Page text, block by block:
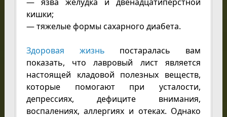
кишки;
— тяжелые формы сахарного диабета.
Здоровая жизнь постаралась вам
показать, что лавровый лист является
настоящей кладовой полезных веществ,
которые помогают при усталости,
депрессиях, дефиците внимания,
воспалениях, аллергиях и отеках. Однако